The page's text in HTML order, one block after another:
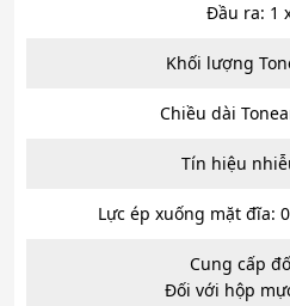
Đầu ra: 1
Khối lượng
Chiều dài
Tín hiệu
Lực ép xuống mặt đĩa:
Cung cấp
Đối với hộp